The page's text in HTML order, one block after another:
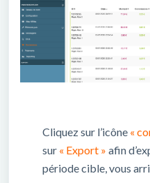
Cliquez sur l’icône «
sur « Export » afin
période cible, vous